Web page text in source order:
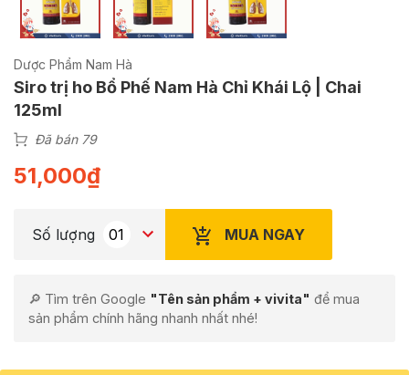
Dược Phẩm Nam Hà
Siro trị ho Bổ Phế Nam Hà Chỉ Khái Lộ | Chai
125ml
Đã bán 79
51,000₫
Số lượng MUA NGAY
🔎 Tìm trên Google "Tên sản phẩm + vivita" để mua
sản phẩm chính hãng nhanh nhất nhé!